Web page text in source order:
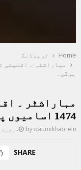
Home
ٹرینڈنگ
ہوگی۔
مہاراشٹر ۔
1474 اسامیوں پر بھرتی ہوگی۔
by qaumikhabrein فروری 4, 2023
SHARE